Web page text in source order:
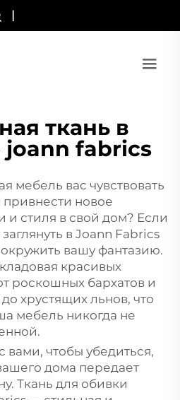
|
ткань в
joann fabrics
мебель вас чувствовать
привнести новое
стиля в свой дом? Если
заглянуть в Joann Fabrics
вашу фантазию.
красивых
роскошных бархатов и
хрустящих льнов, что
мебель никогда не
вами, чтобы убедиться,
дома передает
Ткань для обивки